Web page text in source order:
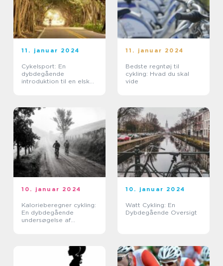
11. januar 2024
Cykelsport: En
dybdegående
introduktion til en elsket
11. januar 2024
Bedste regntøj til
cykling: Hvad du skal
vide
10. januar 2024
Kalorieberegner cykling:
En dybdegående
undersøgelse af
10. januar 2024
Watt Cykling: En
Dybdegående Oversigt